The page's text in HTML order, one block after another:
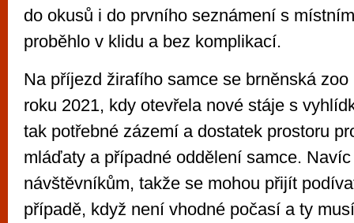
do okusů i do prvního seznámení s
proběhlo v klidu a bez komplikací.
Na příjezd žirafího samce se brněnská
roku 2021, kdy otevřela nové stáje s
tak potřebné zázemí a dostatek prostoru
mláďaty a případné oddělení samce.
návštěvníkům, takže se mohou přijít
případě, když není vhodné počasí a ty